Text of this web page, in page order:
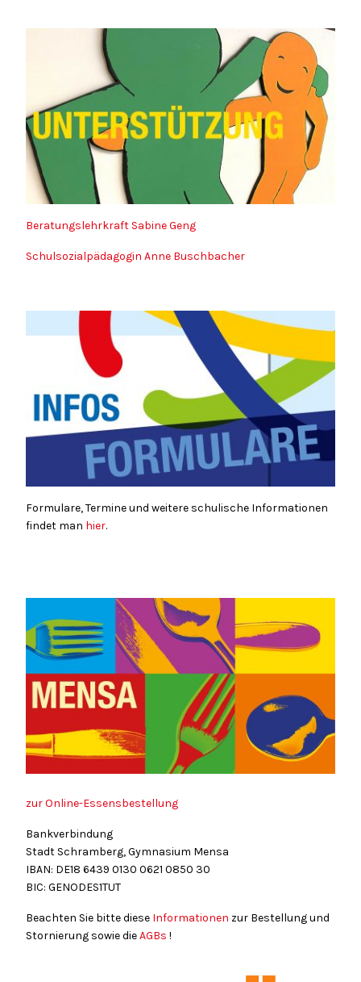
Beratungslehrkraft Sabine Geng
Schulsozialpädagogin Anne Buschbacher
Formulare, Termine und weitere schulische Informationen
findet man hier.
zur Online-Essensbestellung
Bankverbindung
Stadt Schramberg, Gymnasium Mensa
IBAN: DE18 6439 0130 0621 0850 30
BIC: GENODES1TUT
Beachten Sie bitte diese Informationen zur Bestellung und
Stornierung sowie dieAGBs !